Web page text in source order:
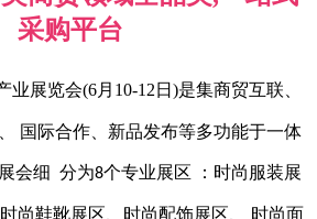
采购平台
业展览会(6月10-12日)是集商贸互联、
国际合作、新品发布等多功能于一体
会细 分为8个专业展区 ：时尚服装展
时尚鞋靴展区 、时尚配饰展区 、 时尚面